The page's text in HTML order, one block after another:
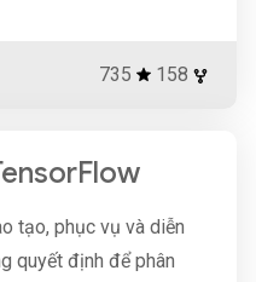
735 158
tạo, phục vụ và diễn
quyết định để phân